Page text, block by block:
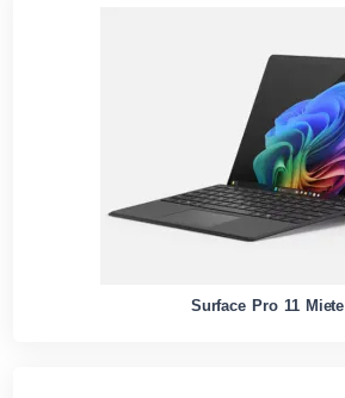
Surface Pro 11 Miete